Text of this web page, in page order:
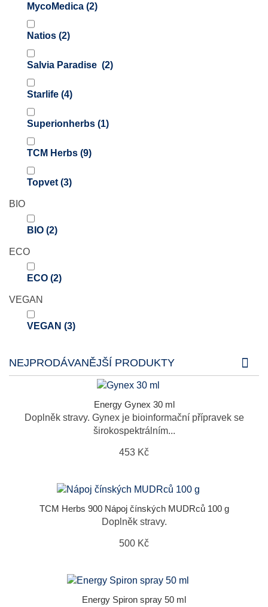
MycoMedica (2)
Natios (2)
Salvia Paradise (2)
Starlife (4)
Superionherbs (1)
TCM Herbs (9)
Topvet (3)
BIO
BIO (2)
ECO
ECO (2)
VEGAN
VEGAN (3)
NEJPRODÁVANĚJŠÍ PRODUKTY
Energy Gynex 30 ml
Doplněk stravy. Gynex je bioinformační přípravek se
širokospektrálním...
453 Kč
TCM Herbs 900 Nápoj čínských MUDRců 100 g
Doplněk stravy.
500 Kč
Energy Spiron spray 50 ml